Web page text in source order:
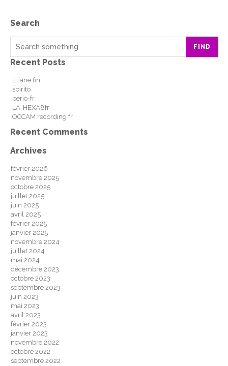
Search
FIND
Recent Posts
Eliane fin
spirito
berio-fr
LA-HEXA8fr
OCCAM recording fr
Recent Comments
Archives
février 2026
novembre 2025
octobre 2025
juillet 2025
juin 2025
avril 2025
février 2025
janvier 2025
novembre 2024
juillet 2024
mai 2024
décembre 2023
octobre 2023
septembre 2023
juin 2023
mai 2023
avril 2023
février 2023
janvier 2023
novembre 2022
octobre 2022
septembre 2022